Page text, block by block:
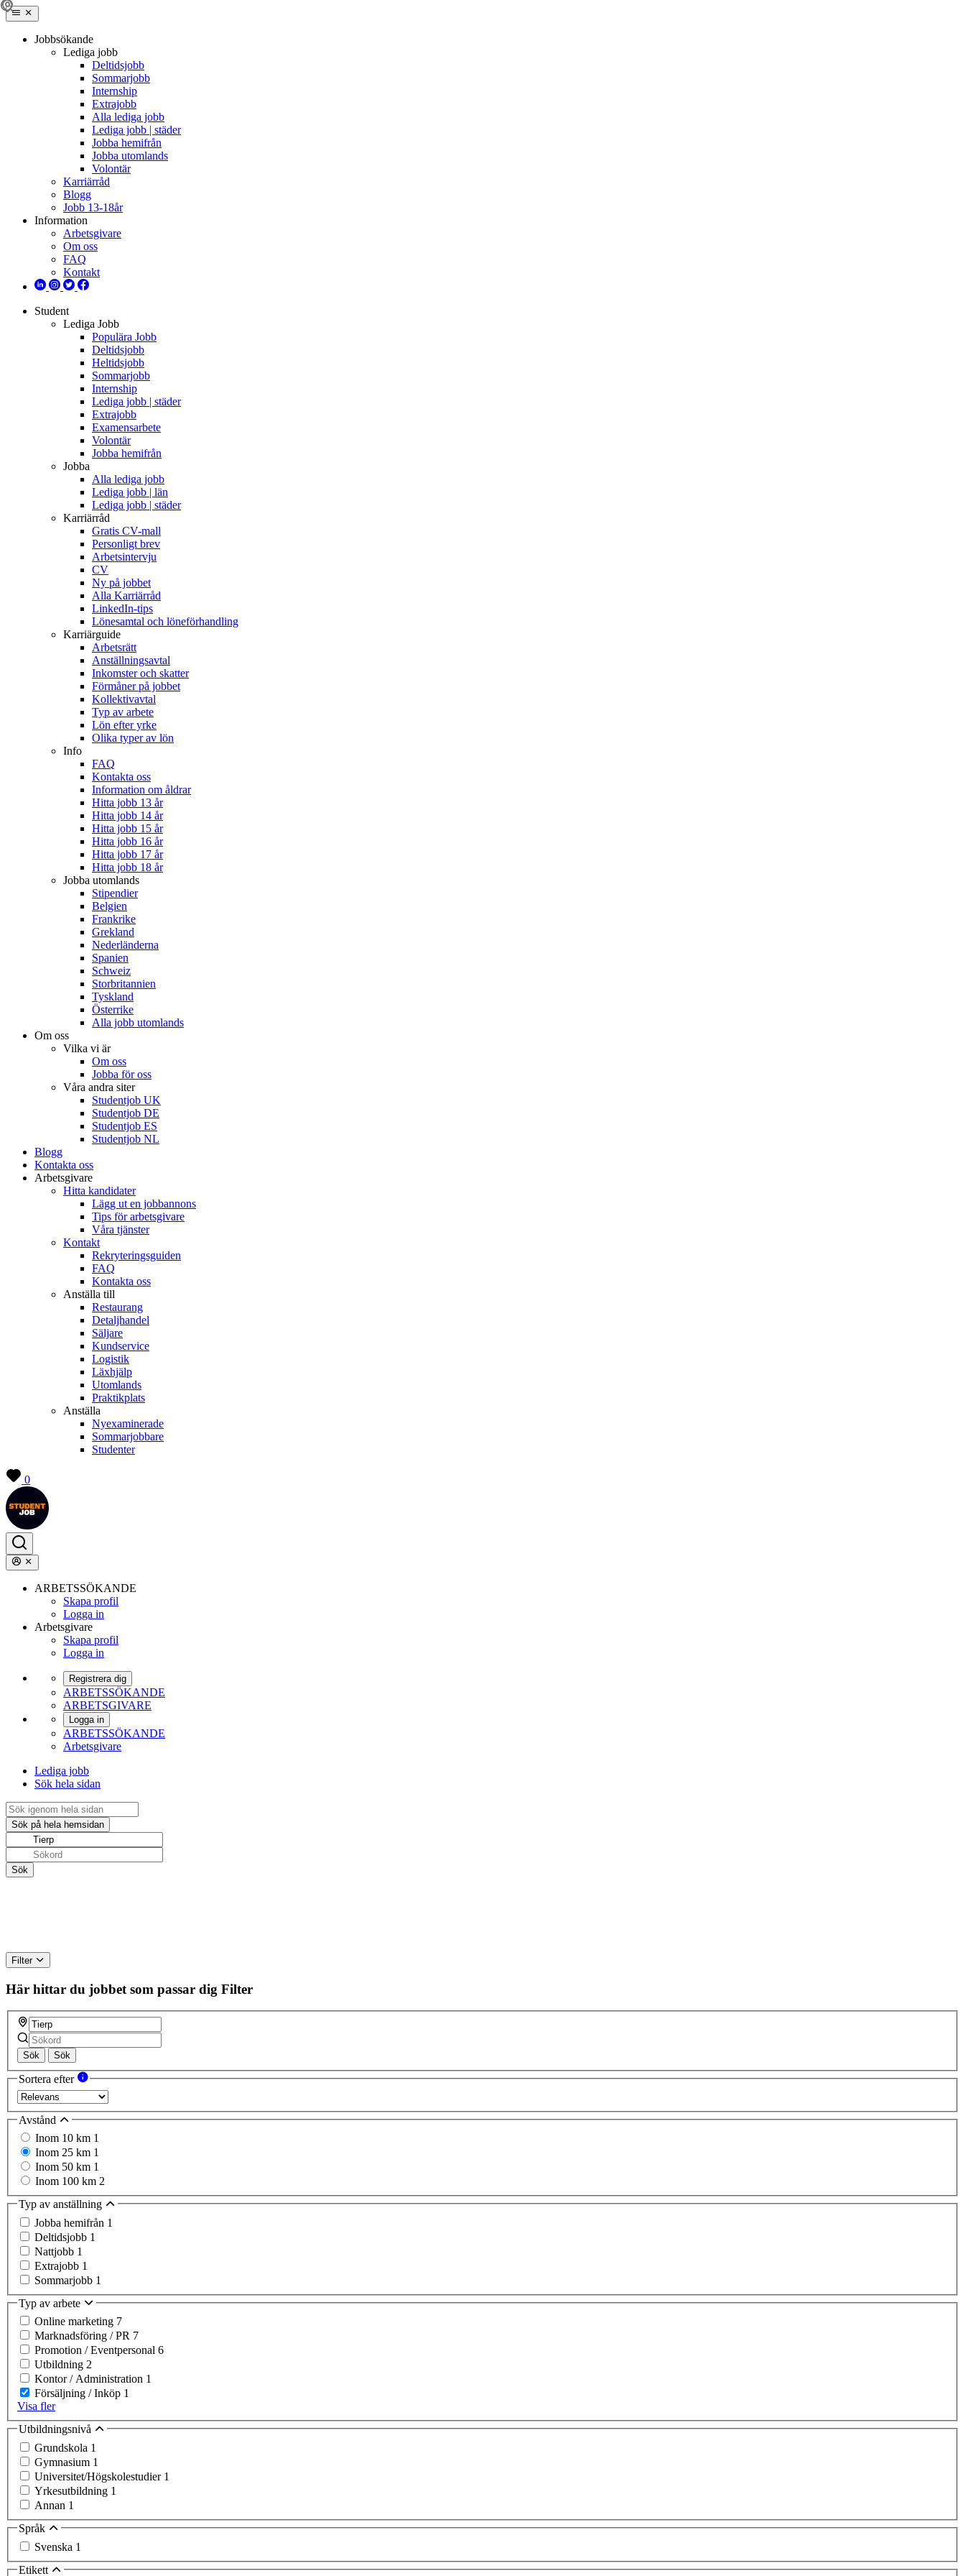
Jobbsökande
Lediga jobb
Deltidsjobb
Sommarjobb
Internship
Extrajobb
Alla lediga jobb
Lediga jobb | städer
Jobba hemifrån
Jobba utomlands
Volontär
Karriärråd
Blogg
Jobb 13-18år
Information
Arbetsgivare
Om oss
FAQ
Kontakt
Student
Lediga Jobb
Populära Jobb
Deltidsjobb
Heltidsjobb
Sommarjobb
Internship
Lediga jobb | städer
Extrajobb
Examensarbete
Volontär
Jobba hemifrån
Jobba
Alla lediga jobb
Lediga jobb | län
Lediga jobb | städer
Karriärråd
Gratis CV-mall
Personligt brev
Arbetsintervju
CV
Ny på jobbet
Alla Karriärråd
LinkedIn-tips
Lönesamtal och löneförhandling
Karriärguide
Arbetsrätt
Anställningsavtal
Inkomster och skatter
Förmåner på jobbet
Kollektivavtal
Typ av arbete
Lön efter yrke
Olika typer av lön
Info
FAQ
Kontakta oss
Information om åldrar
Hitta jobb 13 år
Hitta jobb 14 år
Hitta jobb 15 år
Hitta jobb 16 år
Hitta jobb 17 år
Hitta jobb 18 år
Jobba utomlands
Stipendier
Belgien
Frankrike
Grekland
Nederländerna
Spanien
Schweiz
Storbritannien
Tyskland
Österrike
Alla jobb utomlands
Om oss
Vilka vi är
Om oss
Jobba för oss
Våra andra siter
Studentjob UK
Studentjob DE
Studentjob ES
Studentjob NL
Blogg
Kontakta oss
Arbetsgivare
Hitta kandidater
Lägg ut en jobbannons
Tips för arbetsgivare
Våra tjänster
Kontakt
Rekryteringsguiden
FAQ
Kontakta oss
Anställa till
Restaurang
Detaljhandel
Säljare
Kundservice
Logistik
Läxhjälp
Utomlands
Praktikplats
Anställa
Nyexaminerade
Sommarjobbare
Studenter
0
ARBETSSÖKANDE
Skapa profil
Logga in
Arbetsgivare
Skapa profil
Logga in
Registrera dig
ARBETSSÖKANDE
ARBETSGIVARE
Logga in
ARBETSSÖKANDE
Arbetsgivare
Lediga jobb
Sök hela sidan
Filter
Här hittar du jobbet som passar dig Filter
Sök Sök
Sortera efter
Avstånd
Inom 10 km 1
Inom 25 km 1
Inom 50 km 1
Inom 100 km 2
Typ av anställning
Jobba hemifrån 1
Deltidsjobb 1
Nattjobb 1
Extrajobb 1
Sommarjobb 1
Typ av arbete
Online marketing 7
Marknadsföring / PR 7
Promotion / Eventpersonal 6
Utbildning 2
Kontor / Administration 1
Försäljning / Inköp 1
Visa fler
Utbildningsnivå
Grundskola 1
Gymnasium 1
Universitet/Högskolestudier 1
Yrkesutbildning 1
Annan 1
Språk
Svenska 1
Etikett